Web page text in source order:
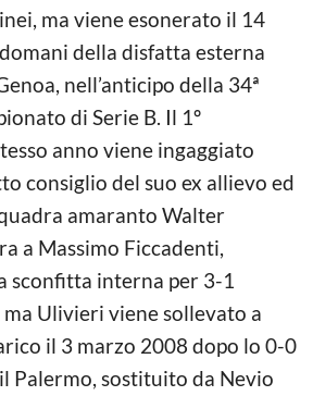
ma viene esonerato il 14
della disfatta esterna
nell’anticipo della 34ª
di Serie B. Il 1º
anno viene ingaggiato
consiglio del suo ex allievo ed
amaranto Walter
a Massimo Ficcadenti,
sconfitta interna per 3-1
Ulivieri viene sollevato a
il 3 marzo 2008 dopo lo 0-0
Palermo, sostituito da Nevio